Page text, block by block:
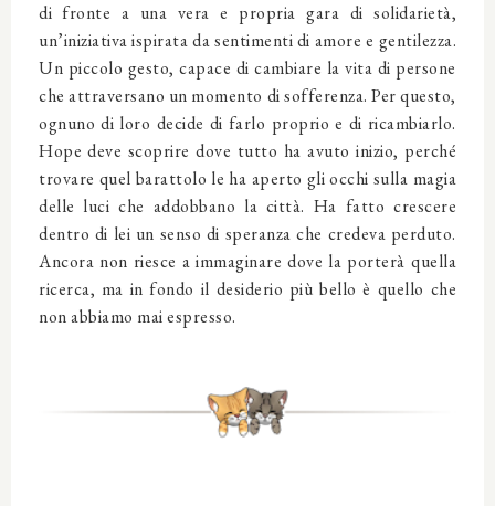
di fronte a una vera e propria gara di solidarietà,
un’iniziativa ispirata da sentimenti di amore e gentilezza.
Un piccolo gesto, capace di cambiare la vita di persone
che attraversano un momento di sofferenza. Per questo,
ognuno di loro decide di farlo proprio e di ricambiarlo.
Hope deve scoprire dove tutto ha avuto inizio, perché
trovare quel barattolo le ha aperto gli occhi sulla magia
delle luci che addobbano la città. Ha fatto crescere
dentro di lei un senso di speranza che credeva perduto.
Ancora non riesce a immaginare dove la porterà quella
ricerca, ma in fondo il desiderio più bello è quello che
non abbiamo mai espresso.